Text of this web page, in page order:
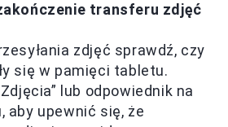
transferu zdjęć
zdjęć sprawdź, czy
się w pamięci tabletu.
lub odpowiednik na
aby upewnić się, że